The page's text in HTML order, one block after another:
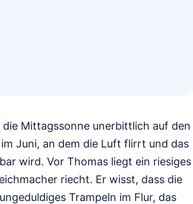
Mittagssonne unerbittlich auf den
Juni, an dem die Luft flirrt und das
wird. Vor Thomas liegt ein riesiges
riecht. Er wisst, dass die
Trampeln im Flur, das